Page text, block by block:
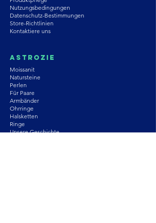
Nutzungsbedingungen
Datenschutz-Bestimmungen
Store-Richtlinien
Kontaktiere uns
Astrozie
Moissanit
Natursteine
Perlen
Für Paare
Armbänder
Ohrringe
Halsketten
Ringe
Unsere Geschichte